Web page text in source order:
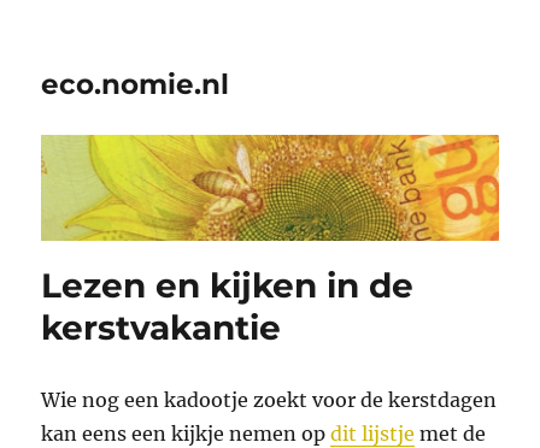
eco.nomie.nl
Lezen en kijken in de
kerstvakantie
Wie nog een kadootje zoekt voor de kerstdagen
kan eens een kijkje nemen opdit lijstje met de